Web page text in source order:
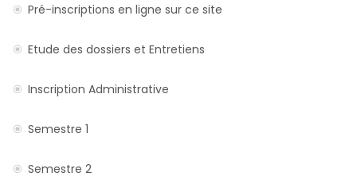
Pré-inscriptions en ligne sur ce site
Etude des dossiers et Entretiens
Inscription Administrative
Semestre 1
Semestre 2